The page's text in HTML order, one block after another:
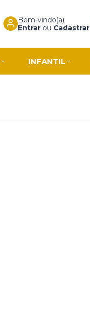
Bem-vindo(a)
Entrarou Cadastrar
INFANTIL